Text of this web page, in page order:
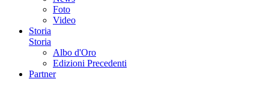
Foto
Video
Storia
Storia
Albo d'Oro
Edizioni Precedenti
Partner